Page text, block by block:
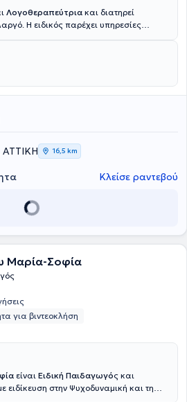
Λογοθεραπεύτρια και διατηρεί
Η ειδικός παρέχει υπηρεσίες
και υποστηρικτικό περιβάλλον.
αξιολόγησης και παρέμβασης, με
για διαταραχές λόγου, ομιλίας
την ενίσχυση της αλληλεπίδρασης αλλά
προσεγγίσεις για την ανάδυση
στο παιδί και την οικογένεια και
η υποστήριξη του συστήματος της
ΑΤΤΙΚΗ 16,5 km
Κλείσε ραντεβού
Μαρία-Σοφία
για βιντεοκλήση
είναι Ειδική Παιδαγωγός και
στην Ψυχοδυναμική και τη